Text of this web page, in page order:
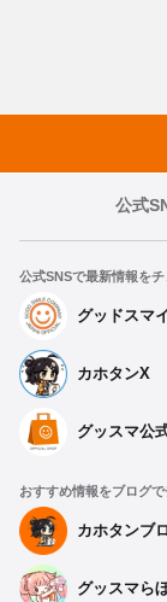
公式
公式SNSで最新情報をチ
グッドスマ
カホタンX
グッスマ公
おすすめ情報をブログで
カホタンブ
グッスマら